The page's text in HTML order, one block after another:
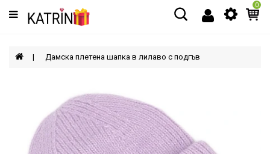
Категории
МЪЖЕ
АКСЕСОАРИ
0
Дамска плетена шапка в лилаво с подгъв